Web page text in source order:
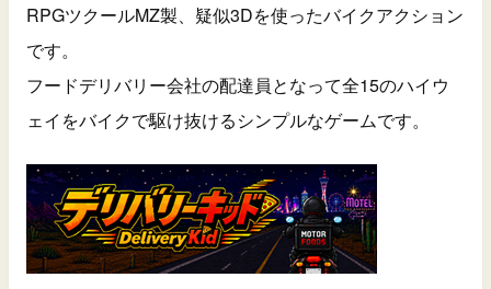
RPGツクールMZ製、疑似3Dを使ったバイクアクション
です。
フードデリバリー会社の配達員となって全15のハイウ
ェイをバイクで駆け抜けるシンプルなゲームです。